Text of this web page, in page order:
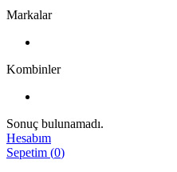
Markalar
Kombinler
Sonuç bulunamadı.
Hesabım
Sepetim (0)